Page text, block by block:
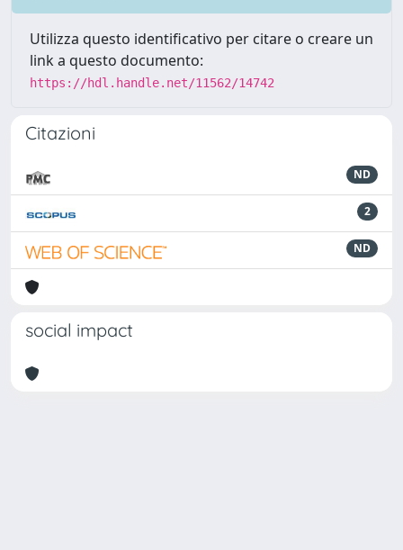
Utilizza questo identificativo per citare o creare un
link a questo documento:
https://hdl.handle.net/11562/14742
Citazioni
ND
2
ND
social impact